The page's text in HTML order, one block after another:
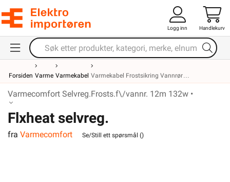
Logg inn Handlekurv
Forsiden Varme Varmekabel Varmekabel Frostsikring Vannrør
Varmecomfort Selvreg.Frosts.f\/vannr. 12m 132w •
Flxheat selvreg.
frostsikringskabel m/term. 13M
fra Varmecomfort Se/Still ett spørsmål ()